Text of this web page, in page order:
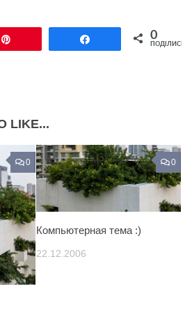
Поділитися0
ПОДІЛИСЬ
LIKE...
0 0
Компьютерная тема :)
22.12.2006